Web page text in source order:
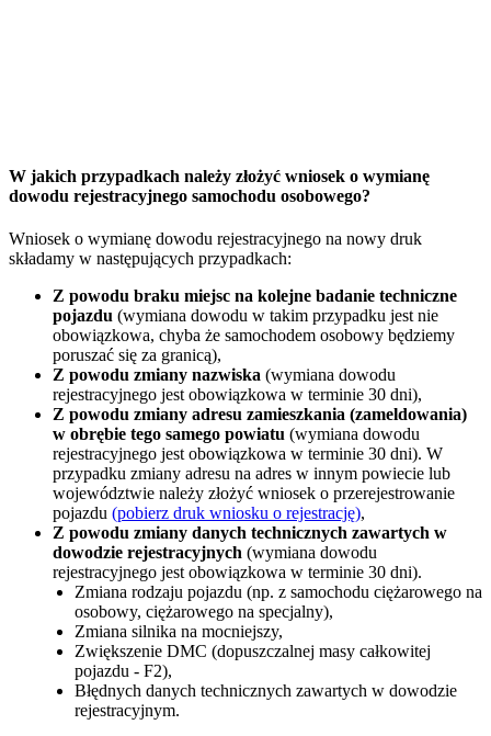
W jakich przypadkach należy złożyć wniosek o wymianę
dowodu rejestracyjnego samochodu osobowego?
Wniosek o wymianę dowodu rejestracyjnego na nowy druk
składamy w następujących przypadkach:
Z powodu braku miejsc na kolejne badanie techniczne
pojazdu (wymiana dowodu w takim przypadku jest nie
obowiązkowa, chyba że samochodem osobowy będziemy
poruszać się za granicą),
Z powodu zmiany nazwiska (wymiana dowodu
rejestracyjnego jest obowiązkowa w terminie 30 dni),
Z powodu zmiany adresu zamieszkania (zameldowania)
w obrębie tego samego powiatu (wymiana dowodu
rejestracyjnego jest obowiązkowa w terminie 30 dni). W
przypadku zmiany adresu na adres w innym powiecie lub
województwie należy złożyć wniosek o przerejestrowanie
pojazdu (pobierz druk wniosku o rejestrację),
Z powodu zmiany danych technicznych zawartych w
dowodzie rejestracyjnych (wymiana dowodu
rejestracyjnego jest obowiązkowa w terminie 30 dni).
Zmiana rodzaju pojazdu (np. z samochodu ciężarowego na
osobowy, ciężarowego na specjalny),
Zmiana silnika na mocniejszy,
Zwiększenie DMC (dopuszczalnej masy całkowitej
pojazdu - F2),
Błędnych danych technicznych zawartych w dowodzie
rejestracyjnym.